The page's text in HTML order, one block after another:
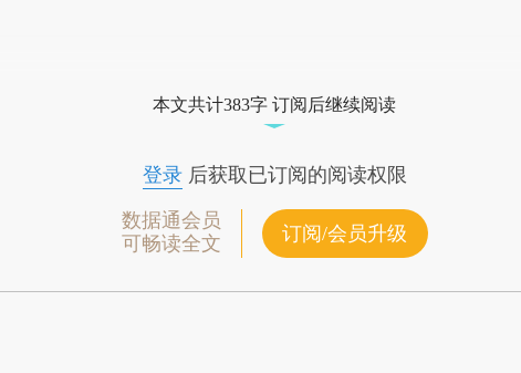
本文共计383字 订阅后继续阅读
登录后获取已订阅的阅读权限
数据通会员
可畅读全文
订阅/会员升级